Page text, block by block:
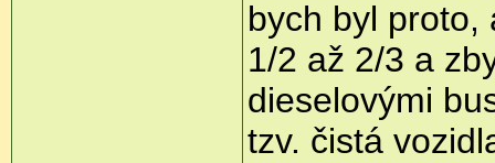
bych byl proto,
1/2 až 2/3 a
dieselovými
tzv. čistá